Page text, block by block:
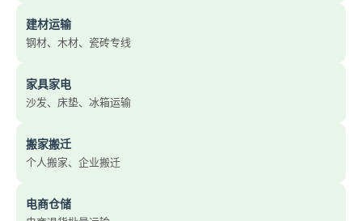
建材运输
钢材、木材、瓷砖专线
家具家电
沙发、床垫、冰箱运输
搬家搬迁
个人搬家、企业搬迁
电商仓储